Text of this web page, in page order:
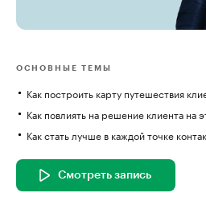
ОСНОВНЫЕ ТЕМЫ
Как построить карту путешествия
Как повлиять на решение клиента на
Как стать лучше в каждой точке
Смотреть запись